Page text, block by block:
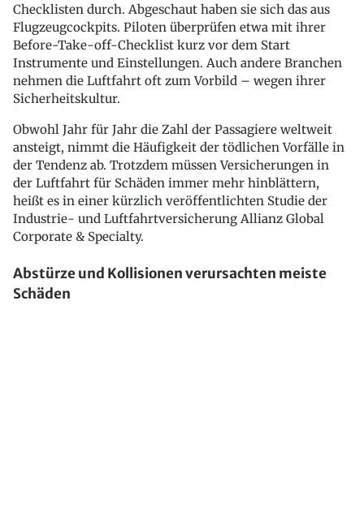
Checklisten durch. Abgeschaut haben sie sich das aus
Flugzeugcockpits. Piloten überprüfen etwa mit ihrer
Before-Take-off-Checklist kurz vor dem Start
Instrumente und Einstellungen. Auch andere Branchen
nehmen die Luftfahrt oft zum Vorbild – wegen ihrer
Sicherheitskultur.
Obwohl Jahr für Jahr die Zahl der Passagiere weltweit
ansteigt, nimmt die Häufigkeit der tödlichen Vorfälle in
der Tendenz ab. Trotzdem müssen Versicherungen in
der Luftfahrt für Schäden immer mehr hinblättern,
heißt es in einer kürzlich veröffentlichten Studie der
Industrie- und Luftfahrtversicherung Allianz Global
Corporate & Specialty.
Abstürze und Kollisionen verursachten meiste
Schäden